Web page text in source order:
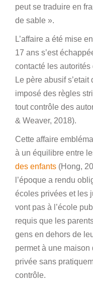
peut se traduire en
de sable ».
L’affaire a été mise
17 ans s’est
contacté les autorités
Le père abusif
imposé des règles
tout contrôle des
& Weaver, 2018).
Cette affaire
à un équilibre entre
des enfants (Hong,
l’époque a rendu
écoles privées et les
vont pas à l’école
requis que les
gens en dehors de
permet à une maison
privée sans
contrôle.